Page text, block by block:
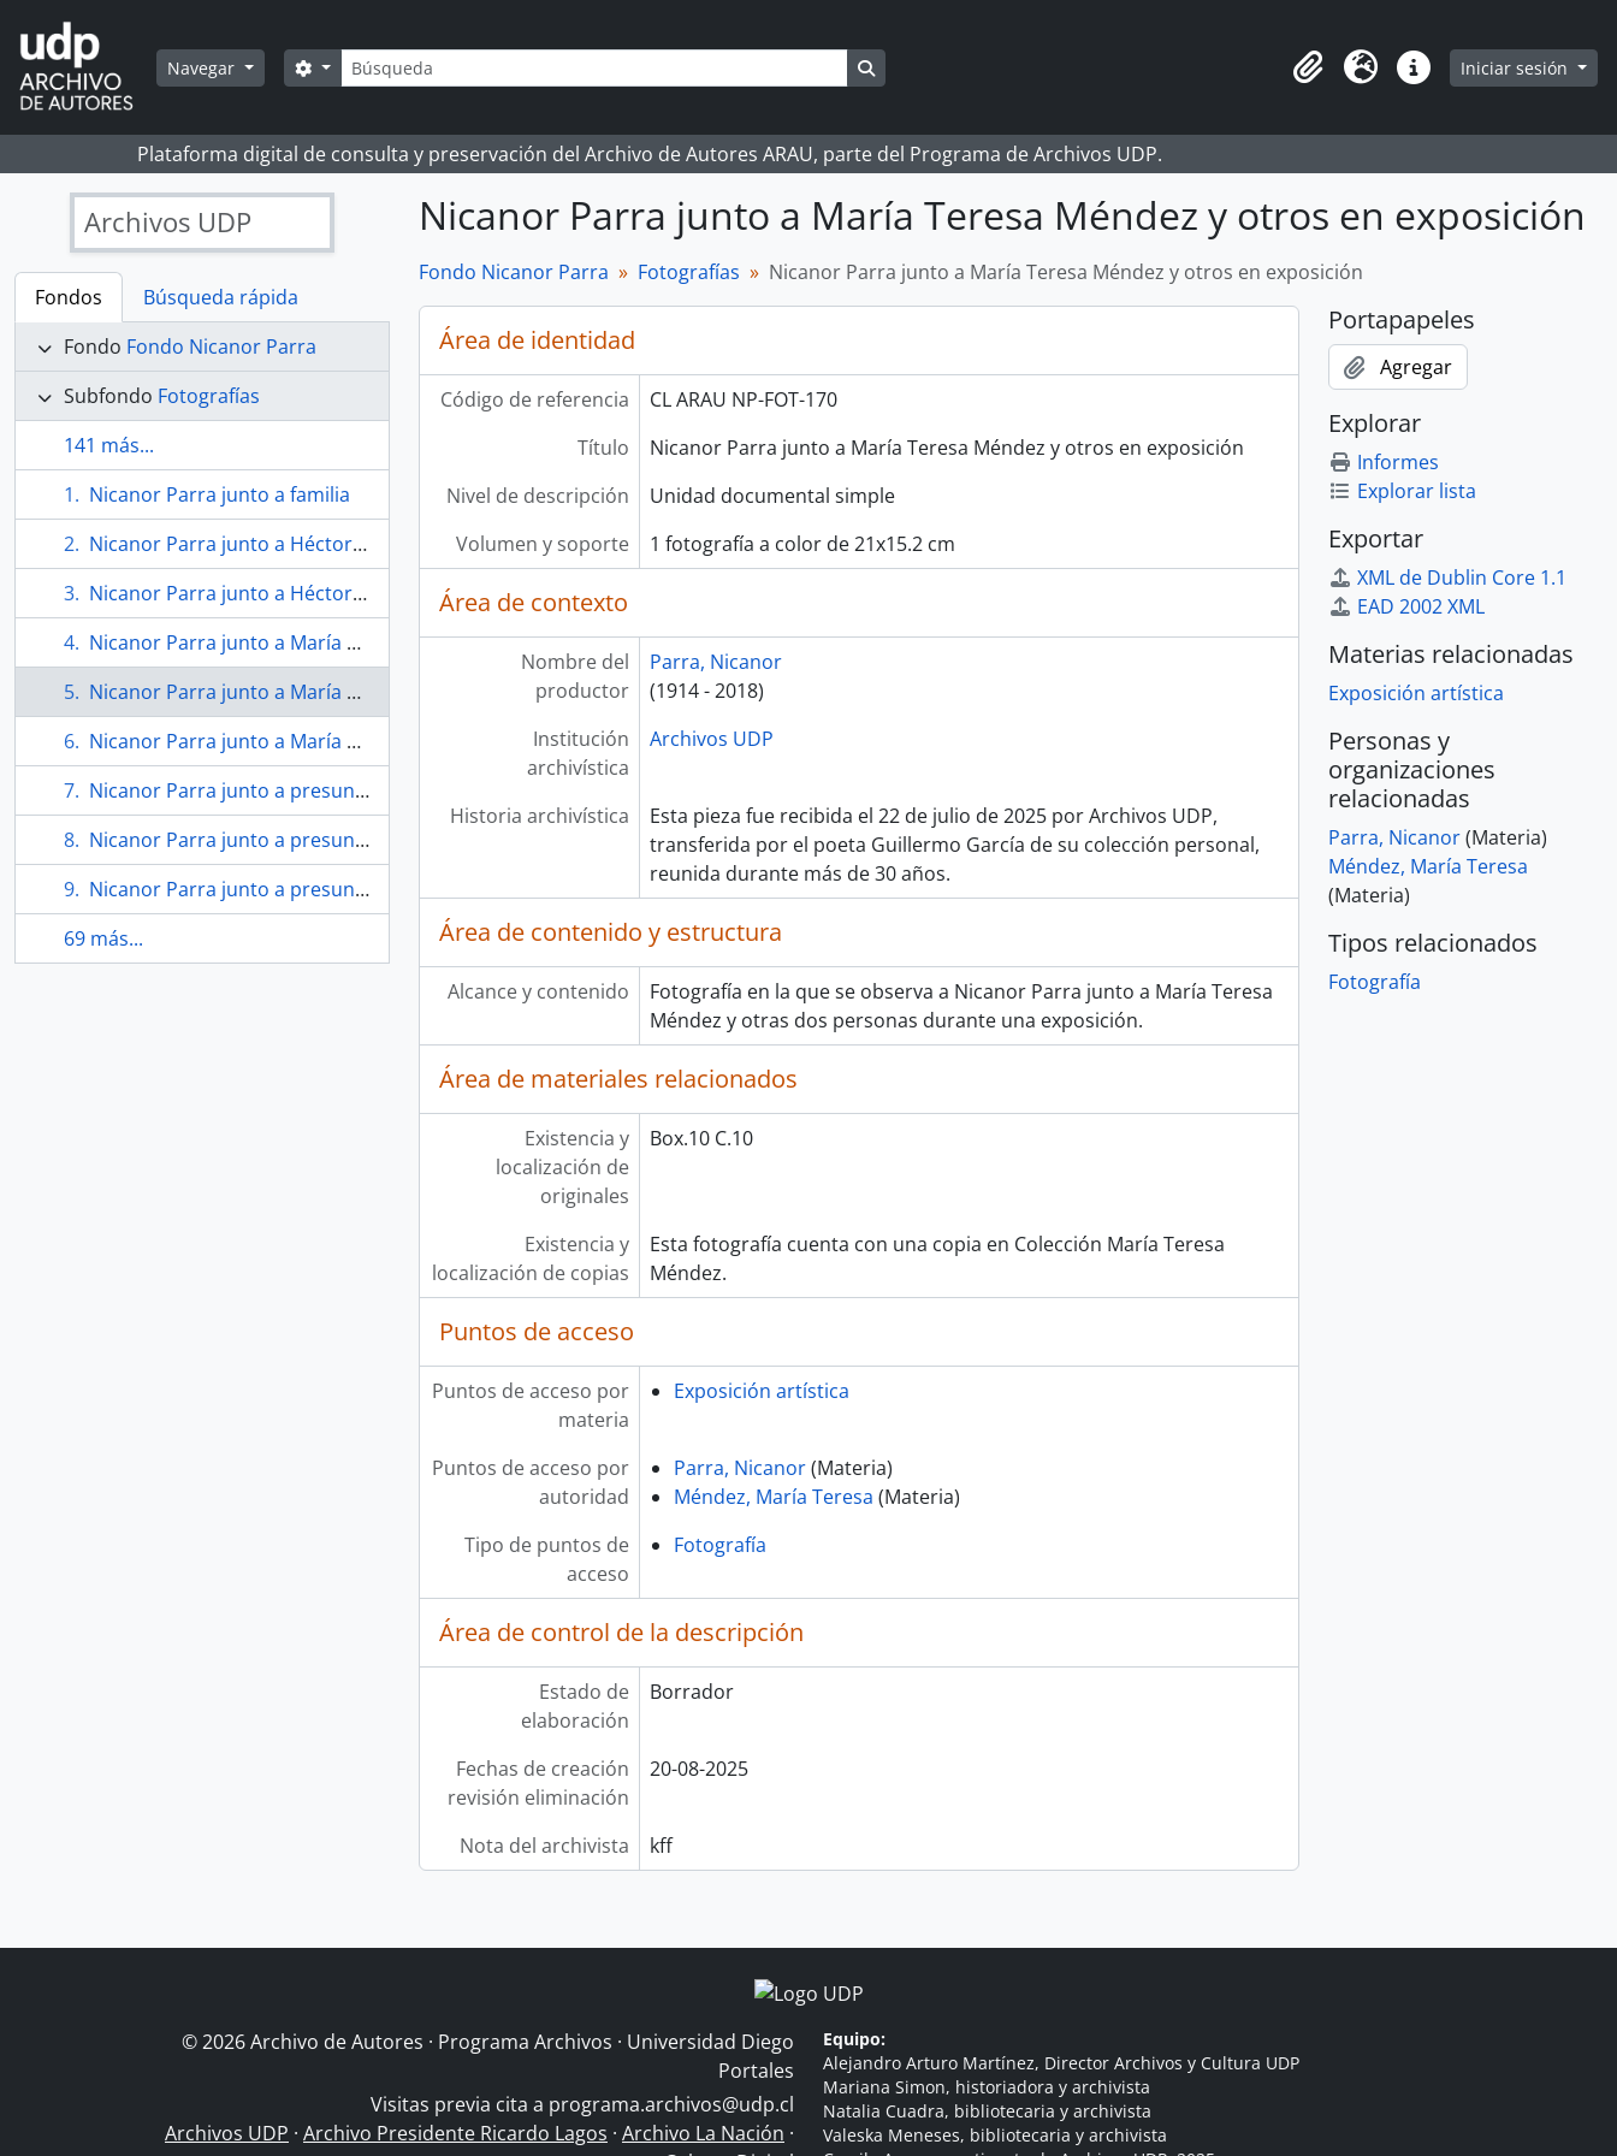
Skip to main content
Navegar Búsqueda
Search options
Portapapeles
Idioma Enlaces rápidos
Iniciar sesión
Plataforma digital de consulta y preservación del Archivo de Autores ARAU, parte del Programa de Archivos UDP.
Archivos UDP
Fondos
Búsqueda rápida
Fondo Fondo Nicanor Parra
Subfondo Fotografías
141 más...
Nicanor Parra junto a familia
Nicanor Parra junto a Héctor Noguera
Nicanor Parra junto a Héctor Noguera
Nicanor Parra junto a María Teresa Méndez y amigo
Nicanor Parra junto a María Teresa Méndez y otros en exposición
Nicanor Parra junto a María Teresa Méndez
Nicanor Parra junto a presuntamente Guillermo García González
Nicanor Parra junto a presuntamente Guillermo García González
Nicanor Parra junto a presuntamente Guillermo García González
69 más...
Nicanor Parra junto a María Teresa Méndez y otros en exposición
Fondo Nicanor Parra Fotografías Nicanor Parra junto a María Teresa Méndez y otros en exposición
Área de identidad
Código de referencia
CL ARAU NP-FOT-170
Título
Nicanor Parra junto a María Teresa Méndez y otros en exposición
Nivel de descripción
Unidad documental simple
Volumen y soporte
1 fotografía a color de 21x15.2 cm
Área de contexto
Nombre del
productor
Parra, Nicanor
(1914 - 2018)
Institución
archivística
Archivos UDP
Historia archivística
Esta pieza fue recibida el 22 de julio de 2025 por Archivos UDP,
transferida por el poeta Guillermo García de su colección personal,
reunida durante más de 30 años.
Área de contenido y estructura
Alcance y contenido
Fotografía en la que se observa a Nicanor Parra junto a María Teresa
Méndez y otras dos personas durante una exposición.
Área de materiales relacionados
Existencia y
localización de
originales
Box.10 C.10
Existencia y
localización de copias
Esta fotografía cuenta con una copia en Colección María Teresa
Méndez.
Puntos de acceso
Puntos de acceso por
materia
Exposición artística
Puntos de acceso por
autoridad
Parra, Nicanor(Materia)
Méndez, María Teresa (Materia)
Tipo de puntos de
acceso
Fotografía
Área de control de la descripción
Estado de
elaboración
Borrador
Fechas de creación
revisión eliminación
20-08-2025
Nota del archivista kff
Portapapeles
Agregar
Explorar
Informes
Explorar lista
Exportar
XML de Dublin Core 1.1
EAD 2002 XML
Materias relacionadas
Exposición artística
Personas y
organizaciones
relacionadas
Parra, Nicanor(Materia)
Méndez, María Teresa
(Materia)
Tipos relacionados
Fotografía
© 2026 Archivo de Autores · Programa Archivos · Universidad Diego
Portales
Visitas previa cita a programa.archivos@udp.cl
Archivos UDP · Archivo Presidente Ricardo Lagos · Archivo La Nación ·
Equipo:
Alejandro Arturo Martínez, Director Archivos y Cultura UDP
Mariana Simon, historiadora y archivista
Natalia Cuadra, bibliotecaria y archivista
Valeska Meneses, bibliotecaria y archivista